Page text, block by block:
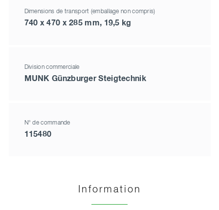
Dimensions de transport (emballage non compris)
740 x 470 x 285 mm, 19,5 kg
Division commerciale
MUNK Günzburger Steigtechnik
N° de commande
115480
Information